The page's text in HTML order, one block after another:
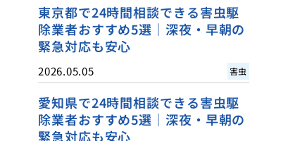
東京都で24時間相談できる害虫駆
除業者おすすめ5選｜深夜・早朝の
緊急対応も安心
2026.05.05 害虫
愛知県で24時間相談できる害虫駆
除業者おすすめ5選｜深夜・早朝の
緊急対応も安心